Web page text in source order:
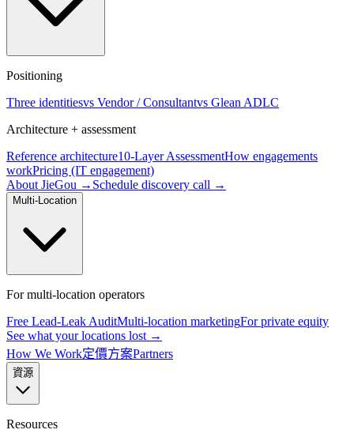
Positioning
Three identitiesvs Vendor / Consultantvs Glean ADLC
Architecture + assessment
Reference architecture10-Layer AssessmentHow engagements
workPricing (IT engagement)
About JieGou → Schedule discovery call →
Multi-Location
For multi-location operators
Free Lead-Leak AuditMulti-location marketingFor private equity
See what your locations lost →
How We Work定價方案Partners
資源
Resources